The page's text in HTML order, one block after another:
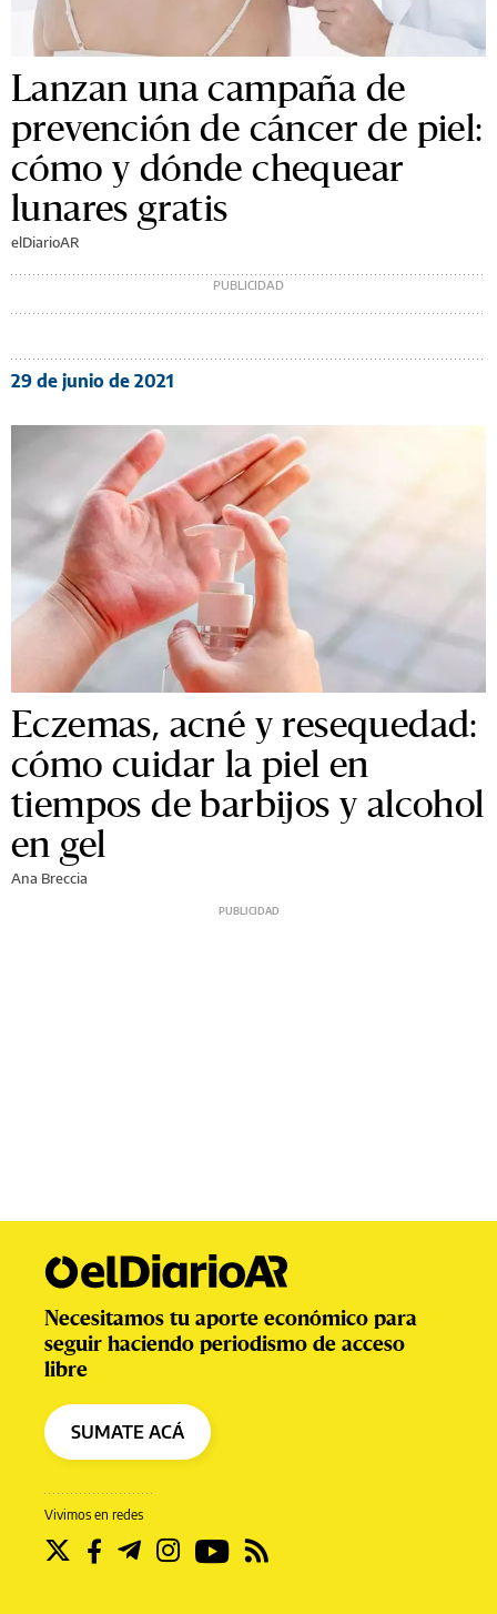
Lanzan una campaña de
prevención de cáncer de piel:
cómo y dónde chequear
lunares gratis
elDiarioAR
29 de junio de 2021
Eczemas, acné y resequedad:
cómo cuidar la piel en
tiempos de barbijos y alcohol
en gel
Ana Breccia
Vivimos en redes
Necesitamos tu aporte económico para
seguir haciendo periodismo de acceso
libre
SUMATE ACÁ